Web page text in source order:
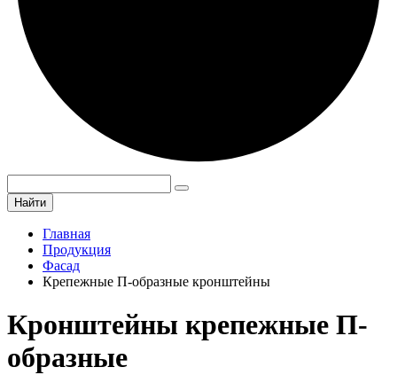
Найти
Главная
Продукция
Фасад
Крепежные П-образные кронштейны
Кронштейны крепежные П-
образные